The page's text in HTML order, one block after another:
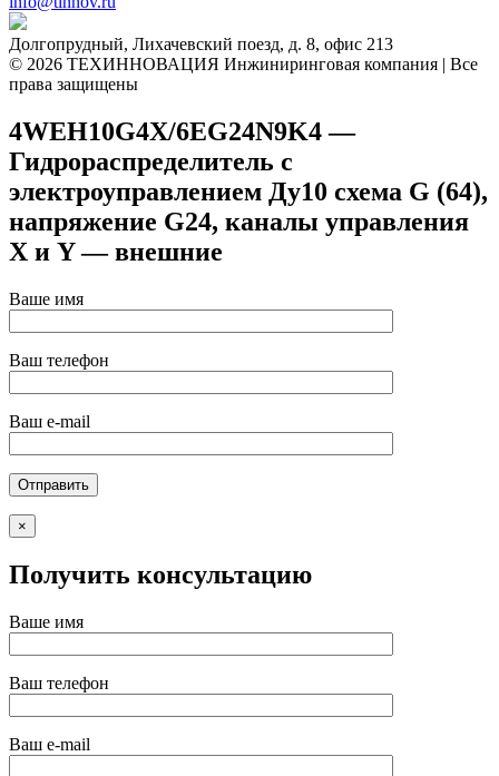
Долгопрудный, Лихачевский поезд, д. 8, офис 213
© 2026 ТЕХИННОВАЦИЯ Инжиниринговая компания | Все
права защищены
4WEH10G4X/6EG24N9K4 —
Гидрораспределитель с
электроуправлением Ду10 схема G (64),
напряжение G24, каналы управления
X и Y — внешние
Ваше имя
Ваш телефон
Ваш e-mail
×
Получить консультацию
Ваше имя
Ваш телефон
Ваш e-mail